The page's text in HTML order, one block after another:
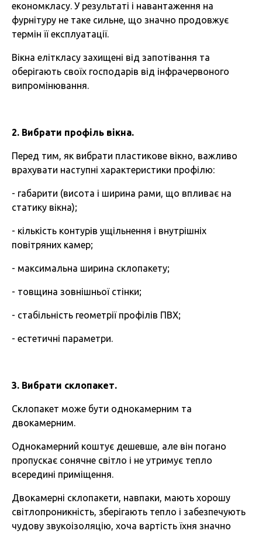
економкласу. У результаті і навантаження на
фурнітуру не таке сильне, що значно продовжує
термін її експлуатації.
Вікна еліткласу захищені від запотівання та
оберігають своїх господарів від інфрачервоного
випромінювання.
2. Вибрати профіль вікна.
Перед тим, як вибрати пластикове вікно, важливо
врахувати наступні характеристики профілю:
- габарити (висота і ширина рами, що впливає на
статику вікна);
- кількість контурів ущільнення і внутрішніх
повітряних камер;
- максимальна ширина склопакету;
- товщина зовнішньої стінки;
- стабільність геометрії профілів ПВХ;
- естетичні параметри.
3. Вибрати склопакет.
Склопакет може бути однокамерним та
двокамерним.
Однокамерний коштує дешевше, але він погано
пропускає сонячне світло і не утримує тепло
всередині приміщення.
Двокамерні склопакети, навпаки, мають хорошу
світлопроникність, зберігають тепло і забезпечують
чудову звукоізоляцію, хоча вартість їхня значно